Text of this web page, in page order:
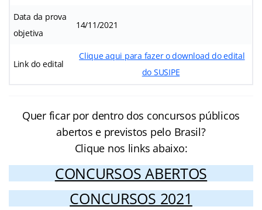
Data da prova
objetiva
14/11/2021
Link do edital
Clique aqui para fazer o download do edital
do SUSIPE
Quer ficar por dentro dos concursos públicos
abertos e previstos pelo Brasil?
Clique nos links abaixo:
CONCURSOS ABERTOS
CONCURSOS 2021